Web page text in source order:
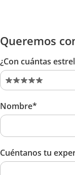
Queremos
¿Con cuántas
Nombre*
Cuéntanos tu